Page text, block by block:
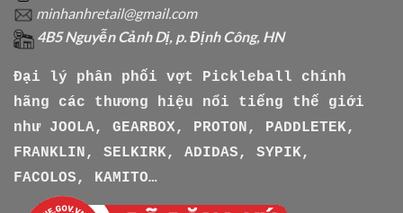
minhanhretail@gmail.com
4B5 Nguyễn Cảnh Dị, p. Định Công, HN
Đại lý phân phối vợt Pickleball chính
hãng các thương hiệu nổi tiếng thế giới
như
JOOLA, GEARBOX, PROTON, PADDLETEK,
FRANKLIN, SELKIRK, ADIDAS, SYPIK,
FACOLOS, KAMITO…